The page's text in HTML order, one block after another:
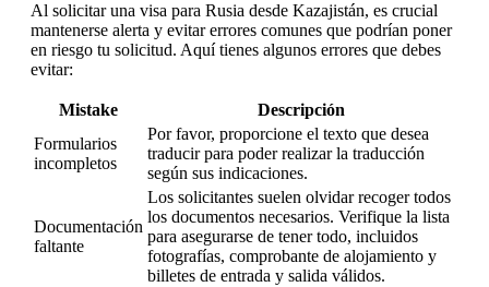
Al solicitar una visa para Rusia desde Kazajistán, es crucial
mantenerse alerta y evitar errores comunes que podrían poner
en riesgo tu solicitud. Aquí tienes algunos errores que debes
evitar:
Mistake
Descripción
Formularios
incompletos
Por favor, proporcione el texto que desea
traducir para poder realizar la traducción
según sus indicaciones.
Documentación
faltante
Los solicitantes suelen olvidar recoger todos
los documentos necesarios. Verifique la lista
para asegurarse de tener todo, incluidos
fotografías, comprobante de alojamiento y
billetes de entrada y salida válidos.